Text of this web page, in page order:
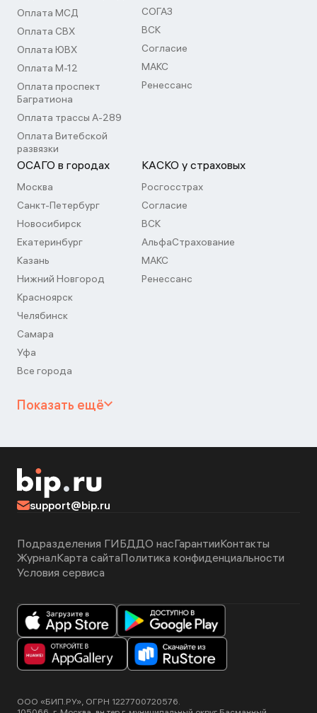
Оплата МСД
Оплата СВХ
Оплата ЮВХ
Оплата М-12
Оплата проспект
Багратиона
Оплата трассы А-289
Оплата Витебской
развязки
СОГАЗ
ВСК
Согласие
МАКС
Ренессанс
ОСАГО в городах
Москва
Санкт-Петербург
Новосибирск
Екатеринбург
Казань
Нижний Новгород
Красноярск
Челябинск
Самара
Уфа
Все города
КАСКО у страховых
Росгосстрах
Согласие
ВСК
АльфаСтрахование
МАКС
Ренессанс
Показать ещё
support@bip.ru
Подразделения ГИБДДО насГарантииКонтакты
ЖурналКарта сайтаПолитика конфиденциальности
Условия сервиса
ООО «БИП.РУ», ОГРН 1227700720576.